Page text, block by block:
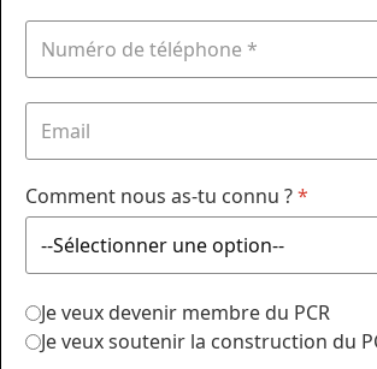
Comment nous as-tu connu ?*
Je veux devenir membre du PCR
Je veux soutenir la construction du